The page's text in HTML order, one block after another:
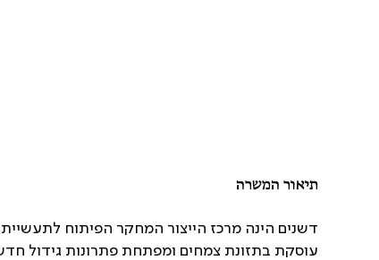
תיאור המשרה
דשנים הינה מרכז הייצור המחקר הפיתוח
עוסקת בתזונת צמחים ומפתחת פתרונות גידול